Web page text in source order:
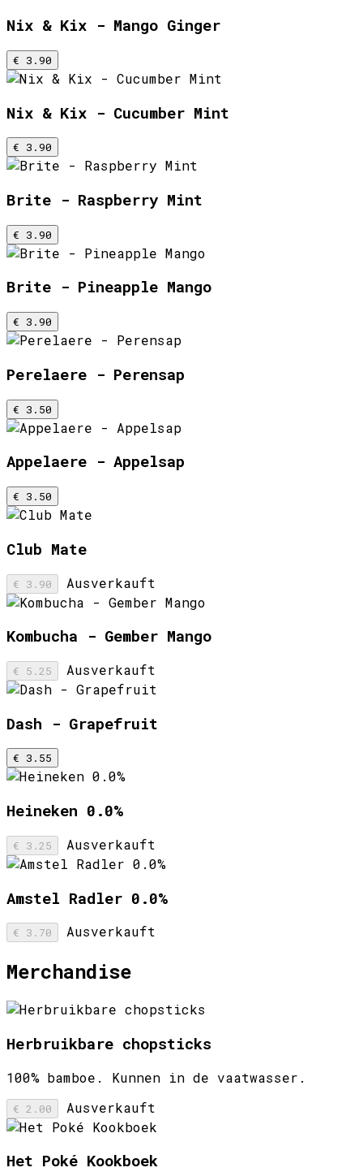
Nix & Kix - Mango Ginger
€ 3.90
Nix & Kix - Cucumber Mint
€ 3.90
Brite - Raspberry Mint
€ 3.90
Brite - Pineapple Mango
€ 3.90
Perelaere - Perensap
€ 3.50
Appelaere - Appelsap
€ 3.50
Club Mate
€ 3.90 Ausverkauft
Kombucha - Gember Mango
€ 5.25 Ausverkauft
Dash - Grapefruit
€ 3.55
Heineken 0.0%
€ 3.25 Ausverkauft
Amstel Radler 0.0%
€ 3.70 Ausverkauft
Merchandise
Herbruikbare chopsticks
100% bamboe. Kunnen in de vaatwasser.
€ 2.00 Ausverkauft
Het Poké Kookboek